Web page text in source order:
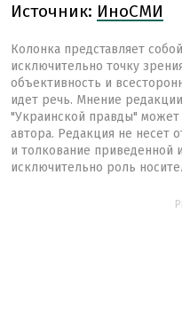
Источник: ИноСМИ
Колонка представляет
исключительно точку
объективность и
идет речь. Мнение
"Украинской правды" может
автора. Редакция не несет
и толкование
исключительно роль